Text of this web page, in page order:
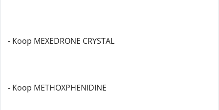
- Koop MEXEDRONE CRYSTAL
- Koop METHOXPHENIDINE